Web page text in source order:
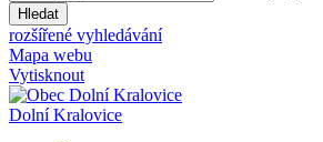
Hledat
rozšířené vyhledávání
Mapa webu
Vytisknout
Dolní Kralovice